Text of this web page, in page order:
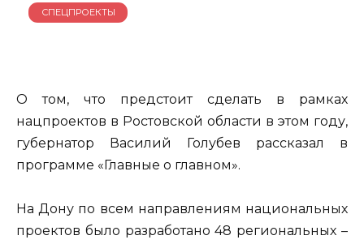
СПЕЦПРОЕКТЫ
О том, что предстоит сделать в рамках
нацпроектов в Ростовской области в этом году,
губернатор Василий Голубев рассказал в
программе «Главные о главном».
На Дону по всем направлениям национальных
проектов было разработано 48 региональных –